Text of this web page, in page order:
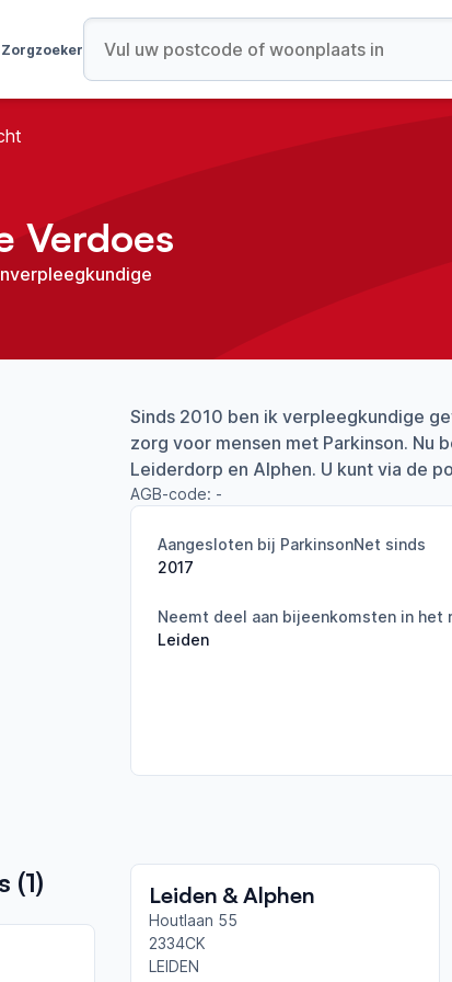
Verdoes
Sinds 2010 ben ik verpleegkundige
zorg voor mensen met Parkinson. Nu
Leiderdorp en Alphen. U kunt via de
AGB-code: -
Aangesloten bij ParkinsonNet sinds
2017
Neemt deel aan bijeenkomsten in het
Leiden
(1) Leiden & Alphen
Houtlaan 55
2334CK
LEIDEN